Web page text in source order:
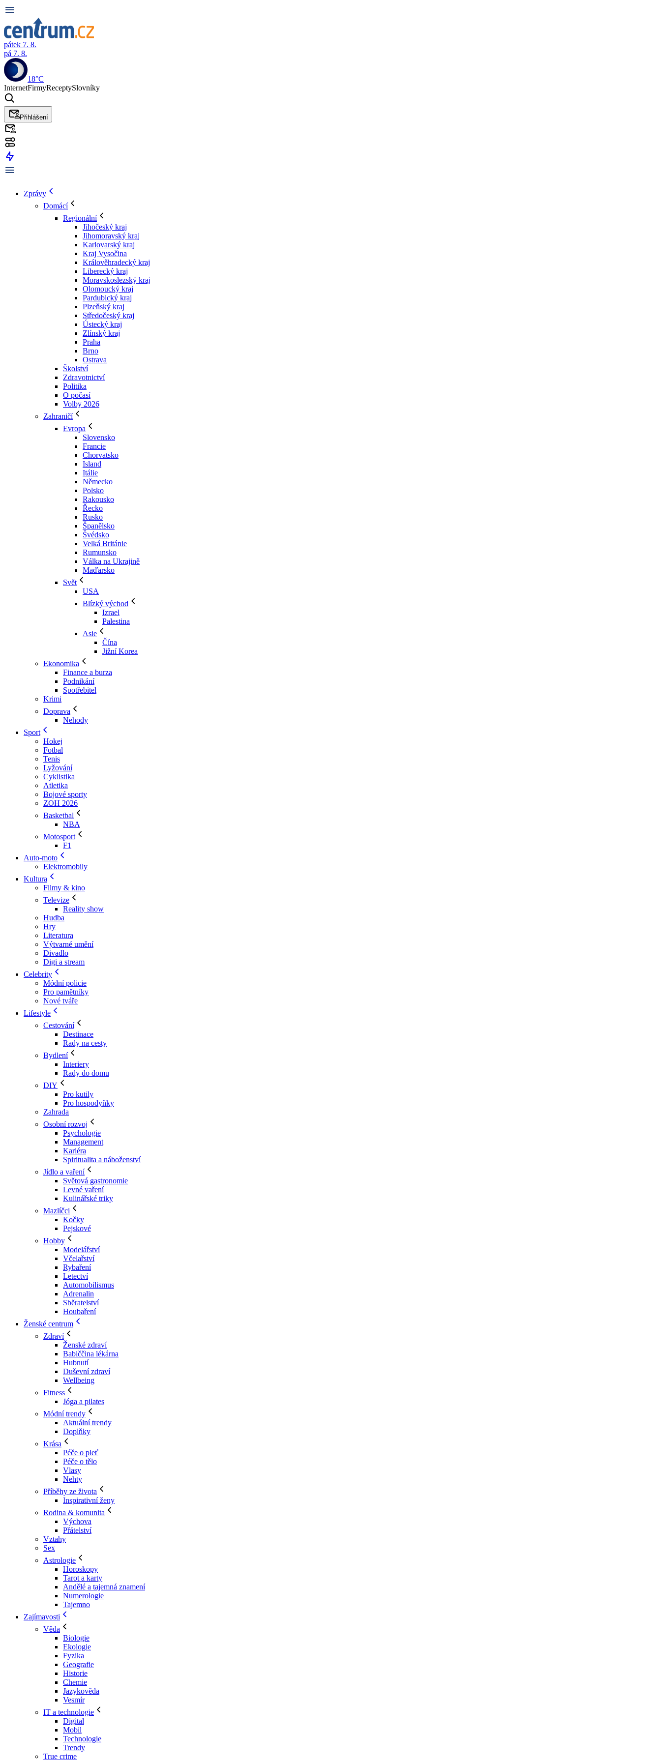
pátek 7. 8.
pá 7. 8.
18°C
InternetFirmyReceptySlovníky
Přihlášení
Zprávy
Domácí
Regionální
Jihočeský kraj
Jihomoravský kraj
Karlovarský kraj
Kraj Vysočina
Králověhradecký kraj
Liberecký kraj
Moravskoslezský kraj
Olomoucký kraj
Pardubický kraj
Plzeňský kraj
Středočeský kraj
Ústecký kraj
Zlínský kraj
Praha
Brno
Ostrava
Školství
Zdravotnictví
Politika
O počasí
Volby 2026
Zahraničí
Evropa
Slovensko
Francie
Chorvatsko
Island
Itálie
Německo
Polsko
Rakousko
Řecko
Rusko
Španělsko
Švédsko
Velká Británie
Rumunsko
Válka na Ukrajině
Maďarsko
Svět
USA
Blízký východ
Izrael
Palestina
Asie
Čína
Jižní Korea
Ekonomika
Finance a burza
Podnikání
Spotřebitel
Krimi
Doprava
Nehody
Sport
Hokej
Fotbal
Tenis
Lyžování
Cyklistika
Atletika
Bojové sporty
ZOH 2026
Basketbal
NBA
Motosport
F1
Auto-moto
Elektromobily
Kultura
Filmy & kino
Televize
Reality show
Hudba
Hry
Literatura
Výtvarné umění
Divadlo
Digi a stream
Celebrity
Módní policie
Pro pamětníky
Nové tváře
Lifestyle
Cestování
Destinace
Rady na cesty
Bydlení
Interiery
Rady do domu
DIY
Pro kutily
Pro hospodyňky
Zahrada
Osobní rozvoj
Psychologie
Management
Kariéra
Spiritualita a náboženství
Jídlo a vaření
Světová gastronomie
Levné vaření
Kulinářské triky
Mazlíčci
Kočky
Pejskové
Hobby
Modelářství
Včelařství
Rybaření
Letectví
Automobilismus
Adrenalin
Sběratelství
Houbaření
Ženské centrum
Zdraví
Ženské zdraví
Babiččina lékárna
Hubnutí
Duševní zdraví
Wellbeing
Fitness
Jóga a pilates
Módní trendy
Aktuální trendy
Doplňky
Krása
Péče o pleť
Péče o tělo
Vlasy
Nehty
Příběhy ze života
Inspirativní ženy
Rodina & komunita
Výchova
Přátelství
Vztahy
Sex
Astrologie
Horoskopy
Tarot a karty
Andělé a tajemná znamení
Numerologie
Tajemno
Zajímavosti
Věda
Biologie
Ekologie
Fyzika
Geografie
Historie
Chemie
Jazykověda
Vesmír
IT a technologie
Digital
Mobil
Technologie
Trendy
True crime